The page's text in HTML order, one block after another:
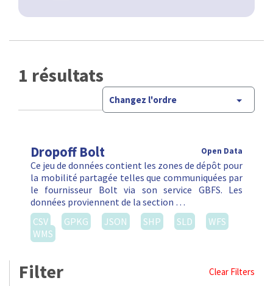
1 résultats
Changez l'ordre
Dropoff Bolt Open Data
Ce jeu de données contient les zones de dépôt pour
la mobilité partagée telles que communiquées par
le fournisseur Bolt via son service GBFS. Les
données proviennent de la section …
CSV
GPKG JSON SHP SLD
WFS
WMS
Filter Clear Filters